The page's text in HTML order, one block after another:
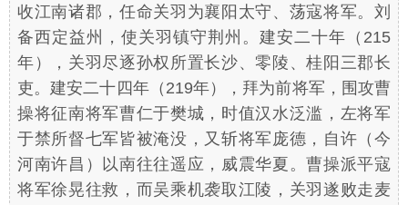
收江南诸郡，任命关羽为襄阳太守、荡寇将军。刘
备西定益州，使关羽镇守荆州。建安二十年（215
年），关羽尽逐孙权所置长沙、零陵、桂阳三郡长
吏。建安二十四年（219年），拜为前将军，围攻曹
操将征南将军曹仁于樊城，时值汉水泛滥，左将军
于禁所督七军皆被淹没，又斩将军庞德，自许（今
河南许昌）以南往往遥应，威震华夏。曹操派平寇
将军徐晃往救，而吴乘机袭取江陵，关羽遂败走麦